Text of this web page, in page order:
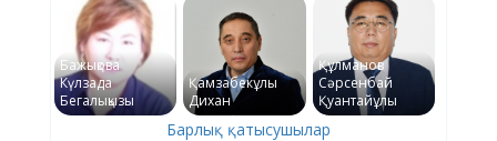
Бажықова
Күлзада
Бегалықызы
Қамзабекұлы
Дихан
Құлманов
Сәрсенбай
Қуантайұлы
Барлық қатысушылар